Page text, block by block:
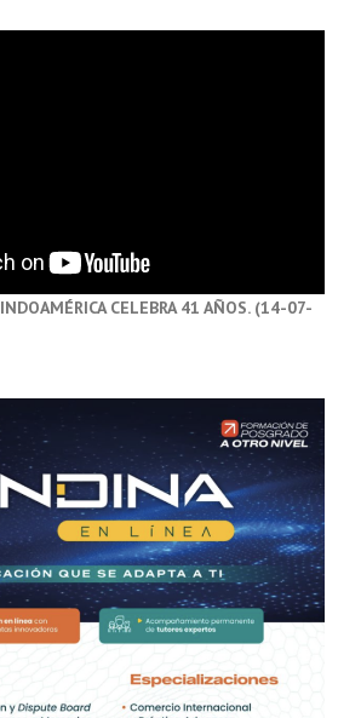
INDOAMÉRICA CELEBRA 41 AÑOS. (14-07-